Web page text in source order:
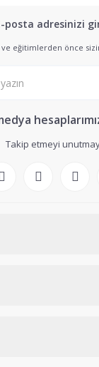
posta adresinizi
ve eğitimlerden önce
Takip etmeyi